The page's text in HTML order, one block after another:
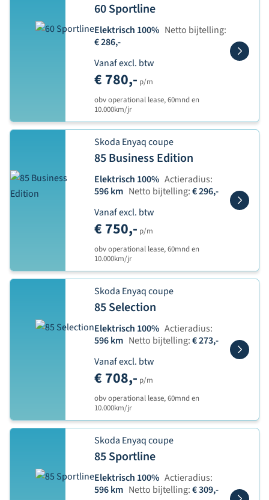
60 Sportline
Elektrisch 100% Netto bijtelling:
€ 286,-
Vanaf excl. btw
€ 780,- p/m
obv operational lease, 60mnd en
10.000km/jr
Skoda Enyaq coupe
85 Business Edition
Elektrisch 100% Actieradius:
596 km Netto bijtelling:€ 296,-
Vanaf excl. btw
€ 750,- p/m
obv operational lease, 60mnd en
10.000km/jr
Skoda Enyaq coupe
85 Selection
Elektrisch 100% Actieradius:
596 km Netto bijtelling:€ 273,-
Vanaf excl. btw
€ 708,- p/m
obv operational lease, 60mnd en
10.000km/jr
Skoda Enyaq coupe
85 Sportline
Elektrisch 100% Actieradius:
596 km Netto bijtelling:€ 309,-